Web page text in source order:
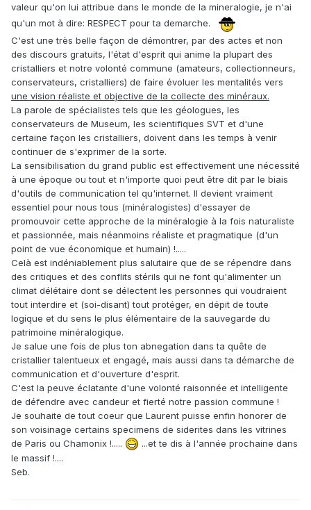
valeur qu'on lui attribue dans le monde de la mineralogie, je n'ai
qu'un mot à dire: RESPECT pour ta demarche.
C'est une très belle façon de démontrer, par des actes et non
des discours gratuits, l'état d'esprit qui anime la plupart des
cristalliers et notre volonté commune (amateurs, collectionneurs,
conservateurs, cristalliers) de faire évoluer les mentalités vers
une vision réaliste et objective de la collecte des minéraux.
La parole de spécialistes tels que les géologues, les
conservateurs de Museum, les scientifiques SVT et d'une
certaine façon les cristalliers, doivent dans les temps à venir
continuer de s'exprimer de la sorte.
La sensibilisation du grand public est effectivement une nécessité
à une époque ou tout et n'importe quoi peut être dit par le biais
d'outils de communication tel qu'internet. Il devient vraiment
essentiel pour nous tous (minéralogistes) d'essayer de
promouvoir cette approche de la minéralogie à la fois naturaliste
et passionnée, mais néanmoins réaliste et pragmatique (d'un
point de vue économique et humain) !.....
Celà est indéniablement plus salutaire que de se répendre dans
des critiques et des conflits stérils qui ne font qu'alimenter un
climat délétaire dont se délectent les personnes qui voudraient
tout interdire et (soi-disant) tout protéger, en dépit de toute
logique et du sens le plus élémentaire de la sauvegarde du
patrimoine minéralogique.
Je salue une fois de plus ton abnegation dans ta quête de
cristallier talentueux et engagé, mais aussi dans ta démarche de
communication et d'ouverture d'esprit.
C'est la peuve éclatante d'une volonté raisonnée et intelligente
de défendre avec candeur et fierté notre passion commune !
Je souhaite de tout coeur que Laurent puisse enfin honorer de
son voisinage certains specimens de siderites dans les vitrines
de Paris ou Chamonix !.....
...et te dis à l'année prochaine dans
le massif !....
Seb.